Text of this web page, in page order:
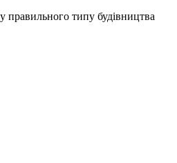
правильного типу будівництва